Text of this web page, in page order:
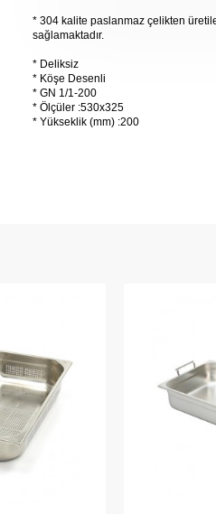
* 304 kalite paslanmaz çelikten
sağlamaktadır.
* Deliksiz
* Köşe Desenli
* GN 1/1-200
* Ölçüler :530x325
* Yükseklik (mm) :200